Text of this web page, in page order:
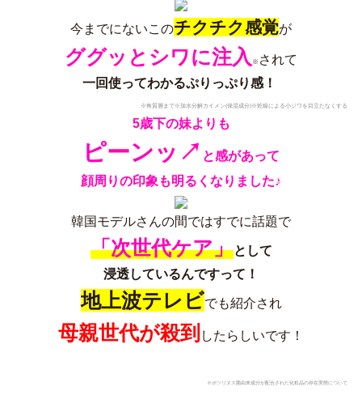
今までにないこのチクチク感覚が
ググッとシワに注入 ※ されて
一回使ってわかるぷりっぷり感！
※角質層まで※加水分解カイメン(保湿成分)※乾燥による小ジワを目立たなくする
5歳下の妹よりも
ピーンッ↗︎ と感があって
顔周りの印象も明るくなりました♪
韓国モデルさんの間ではすでに話題で
「次世代ケア」として
浸透しているんですって！
地上波テレビでも紹介され
母親世代が殺到 したらしいです！
※ボツリヌス菌由来成分が配合された化粧品の存在実態について